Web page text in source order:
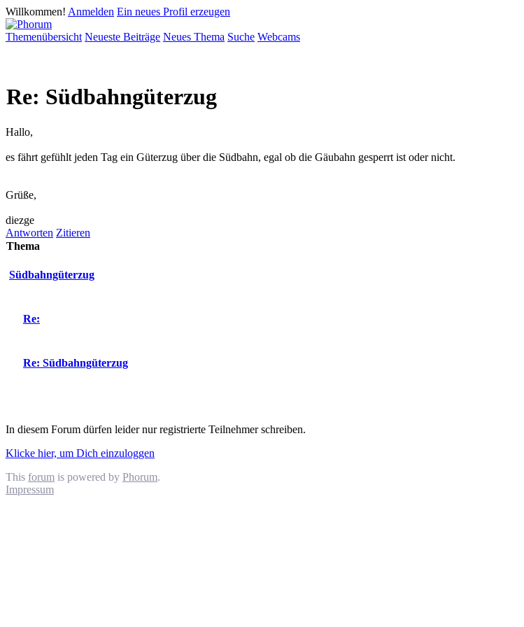
Willkommen! Anmelden Ein neues Profil erzeugen
Themenübersicht Neueste Beiträge Neues Thema Suche Webcams
Re: Südbahngüterzug
Hallo,
es fährt gefühlt jeden Tag ein Güterzug über die Südbahn, egal ob die Gäubahn gesperrt ist oder nicht.
Grüße,
diezge
Antworten Zitieren
Thema
Südbahngüterzug
Re:
Re: Südbahngüterzug
In diesem Forum dürfen leider nur registrierte Teilnehmer schreiben.
Klicke hier, um Dich einzuloggen
This forum is powered by Phorum.
Impressum